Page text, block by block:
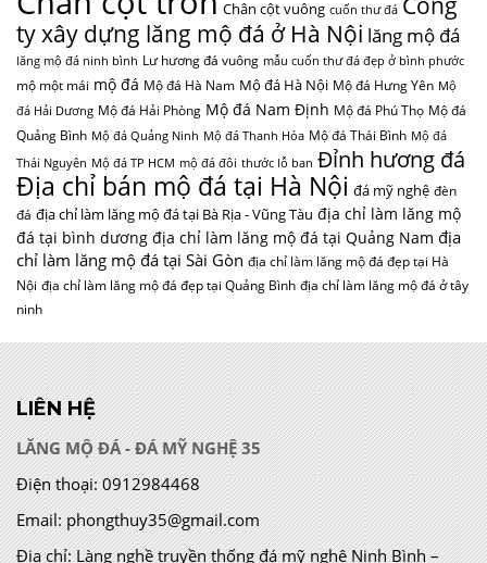
Chân cột vuông cuốn thư đá
ty xây dựng lăng mộ đá ở Hà Nội lăng mộ đá
lăng mộ đá ninh bình Lư hương đá vuông mẫu cuốn thư đá đẹp ở bình phước
mộ một mái mộ đá Mộ đá Hà Nam Mộ đá Hà Nội Mộ đá Hưng Yên Mộ
đá Hải Dương Mộ đá Hải Phòng Mộ đá Nam Định Mộ đá Phú Thọ Mộ đá
Quảng Bình Mộ đá Quảng Ninh Mộ đá Thanh Hóa Mộ đá Thái Bình Mộ đá
Thái Nguyên Mộ đá TP HCM mộ đá đôi thước lỗ ban Đỉnh hương đá
Địa chỉ bán mộ đá tại Hà Nội đá mỹ nghệ đèn
đá địa chỉ làm lăng mộ đá tại Bà Rịa - Vũng Tàu địa chỉ làm lăng mộ
đá tại bình dương địa chỉ làm lăng mộ đá tại Quảng Nam địa
chỉ làm lăng mộ đá tại Sài Gòn địa chỉ làm lăng mộ đá đẹp tại Hà
Nội địa chỉ làm lăng mộ đá đẹp tại Quảng Bình địa chỉ làm lăng mộ đá ở tây
ninh
LIÊN HỆ
LĂNG MỘ ĐÁ - ĐÁ MỸ NGHỆ 35
Điện thoại: 0912984468
Email: phongthuy35@gmail.com
Địa chỉ:Làng nghề truyền thống đá mỹ nghệ Ninh Bình –